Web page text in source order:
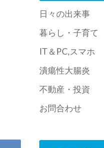
日々の出来事
暮らし・子育て
IT＆PC,スマホ
潰瘍性大腸炎
不動産・投資
お問合わせ